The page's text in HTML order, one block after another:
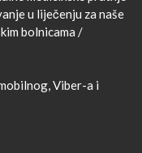
u liječenju za naše
bolnicama /
Viber-a i